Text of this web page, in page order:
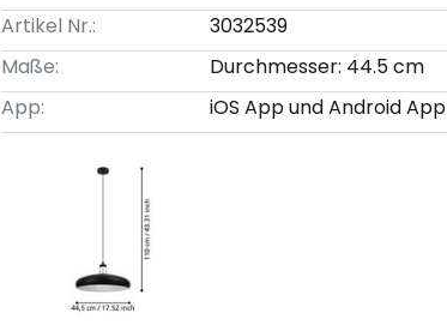
Artikel Nr.:
3032539
Maße:
Durchmesser: 44.5 cm
App:
iOS App und Android App